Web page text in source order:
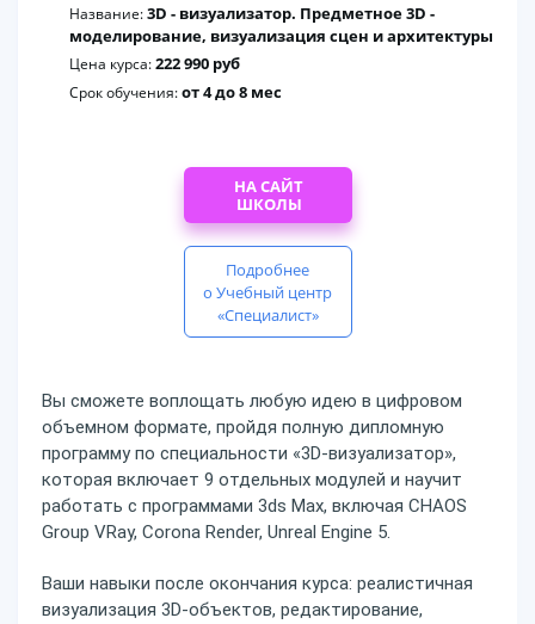
Название:3D - визуализатор. Предметное 3D -
моделирование, визуализация сцен и архитектуры
Цена курса:222 990 руб
Срок обучения:от 4 до 8 мес
НА САЙТ
ШКОЛЫ
Подробнее
о Учебный центр
«Специалист»
Вы сможете воплощать любую идею в цифровом
объемном формате, пройдя полную дипломную
программу по специальности «3D-визуализатор»,
которая включает 9 отдельных модулей и научит
работать с программами 3ds Max, включая CHAOS
Group VRay, Corona Render, Unreal Engine 5.
Ваши навыки после окончания курса: реалистичная
визуализация 3D-объектов, редактирование,